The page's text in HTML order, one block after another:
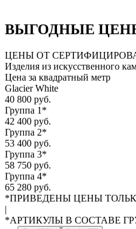
ВЫГОДНЫЕ
ЦЕНЫ ОТ
Изделия из искусственного
Цена за квадратный метр
Glacier White
40 800 руб.
Группа 1*
42 400 руб.
Группа 2*
53 400 руб.
Группа 3*
58 750 руб.
Группа 4*
65 280 руб.
*ПРИВЕДЕНЫ ЦЕНЫ
|
*АРТИКУЛЫ В СОСТАВЕ